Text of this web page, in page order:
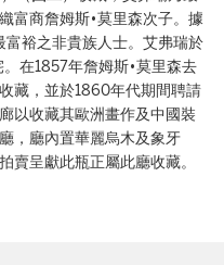
富商詹姆斯•莫里森次子。據
裕之非貴族人士。艾弗瑞於
在1857年詹姆斯•莫里森去
藏，並於1860年代期間聘請
以收藏其歐洲畫作及中國裝
，廳內置華麗烏木及象牙
賣呈獻此瓶正屬此廳收藏。